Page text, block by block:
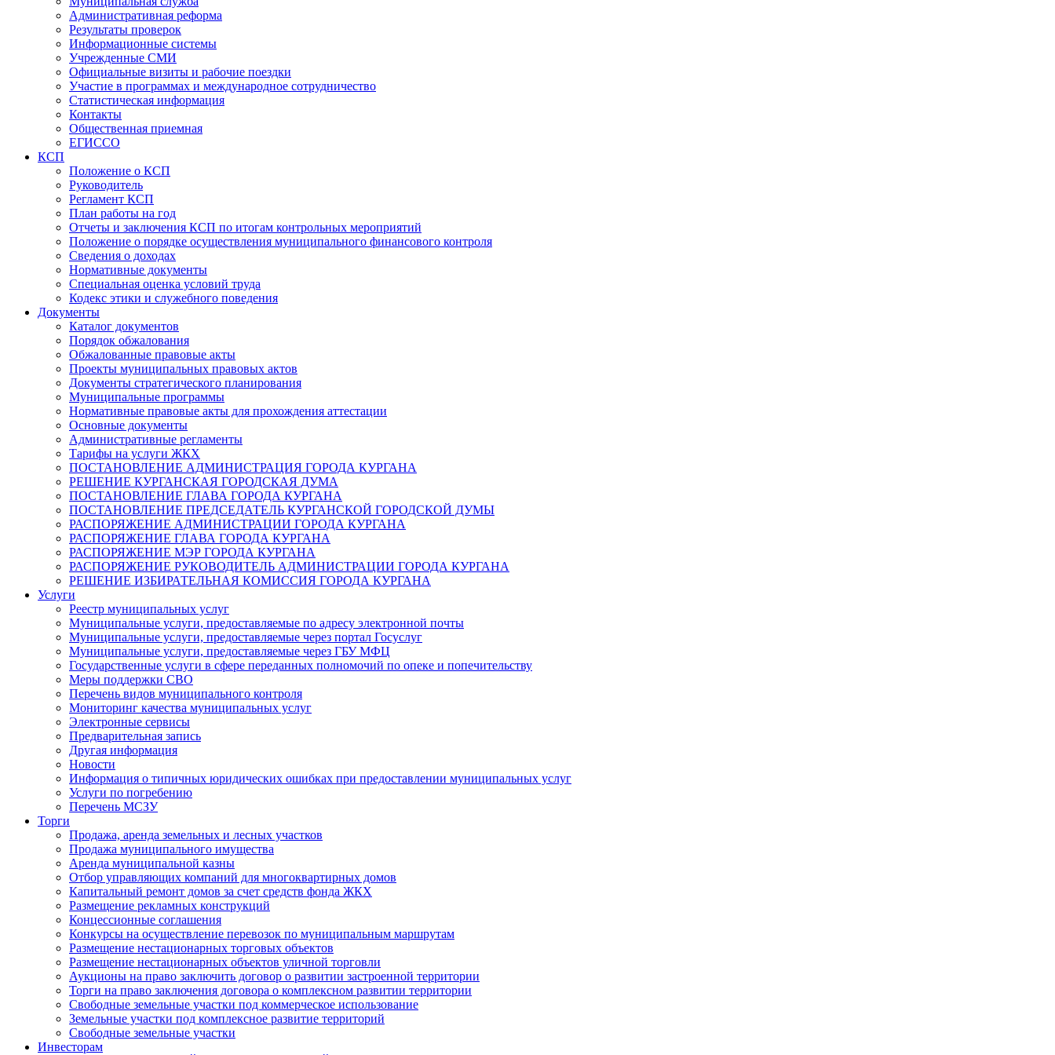
Административная реформа
Результаты проверок
Информационные системы
Учрежденные СМИ
Официальные визиты и рабочие поездки
Участие в программах и международное сотрудничество
Статистическая информация
Контакты
Общественная приемная
ЕГИССО
КСП
Положение о КСП
Руководитель
Регламент КСП
План работы на год
Отчеты и заключения КСП по итогам контрольных мероприятий
Положение о порядке осуществления муниципального финансового контроля
Сведения о доходах
Нормативные документы
Специальная оценка условий труда
Кодекс этики и служебного поведения
Документы
Каталог документов
Порядок обжалования
Обжалованные правовые акты
Проекты муниципальных правовых актов
Документы стратегического планирования
Муниципальные программы
Нормативные правовые акты для прохождения аттестации
Основные документы
Административные регламенты
Тарифы на услуги ЖКХ
ПОСТАНОВЛЕНИЕ АДМИНИСТРАЦИЯ ГОРОДА КУРГАНА
РЕШЕНИЕ КУРГАНСКАЯ ГОРОДСКАЯ ДУМА
ПОСТАНОВЛЕНИЕ ГЛАВА ГОРОДА КУРГАНА
ПОСТАНОВЛЕНИЕ ПРЕДСЕДАТЕЛЬ КУРГАНСКОЙ ГОРОДСКОЙ ДУМЫ
РАСПОРЯЖЕНИЕ АДМИНИСТРАЦИИ ГОРОДА КУРГАНА
РАСПОРЯЖЕНИЕ ГЛАВА ГОРОДА КУРГАНА
РАСПОРЯЖЕНИЕ МЭР ГОРОДА КУРГАНА
РАСПОРЯЖЕНИЕ РУКОВОДИТЕЛЬ АДМИНИСТРАЦИИ ГОРОДА КУРГАНА
РЕШЕНИЕ ИЗБИРАТЕЛЬНАЯ КОМИССИЯ ГОРОДА КУРГАНА
Услуги
Реестр муниципальных услуг
Муниципальные услуги, предоставляемые по адресу электронной почты
Муниципальные услуги, предоставляемые через портал Госуслуг
Муниципальные услуги, предоставляемые через ГБУ МФЦ
Государственные услуги в сфере переданных полномочий по опеке и попечительству
Меры поддержки СВО
Перечень видов муниципального контроля
Мониторинг качества муниципальных услуг
Электронные сервисы
Предварительная запись
Другая информация
Новости
Информация о типичных юридических ошибках при предоставлении муниципальных услуг
Услуги по погребению
Перечень МСЗУ
Торги
Продажа, аренда земельных и лесных участков
Продажа муниципального имущества
Аренда муниципальной казны
Отбор управляющих компаний для многоквартирных домов
Капитальный ремонт домов за счет средств фонда ЖКХ
Размещение рекламных конструкций
Концессионные соглашения
Конкурсы на осуществление перевозок по муниципальным маршрутам
Размещение нестационарных торговых объектов
Размещение нестационарных объектов уличной торговли
Аукционы на право заключить договор о развитии застроенной территории
Торги на право заключения договора о комплексном развитии территории
Свободные земельные участки под коммерческое использование
Земельные участки под комплексное развитие территорий
Свободные земельные участки
Инвесторам